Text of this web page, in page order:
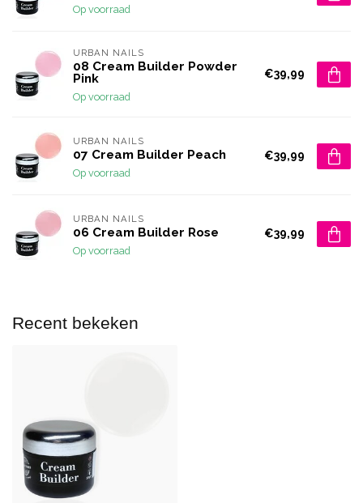
Op voorraad
URBAN NAILS
08 Cream Builder Powder
Pink
Op voorraad
€39,99
URBAN NAILS
07 Cream Builder Peach
Op voorraad
€39,99
URBAN NAILS
06 Cream Builder Rose
Op voorraad
€39,99
Recent bekeken